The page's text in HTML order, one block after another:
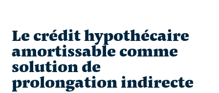
Le crédit hypothécaire
amortissable comme
solution de
prolongation indirecte